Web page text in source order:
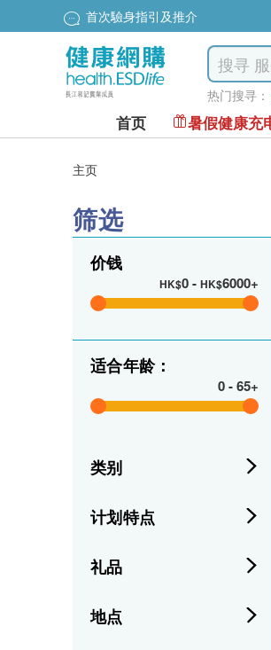
首次驗身指引及推介
热门搜寻：
首页 暑假健康充
主页
筛选
价钱
HK$0- HK$6000+
适合年龄：
0-65+
类别
计划特点
礼品
地点